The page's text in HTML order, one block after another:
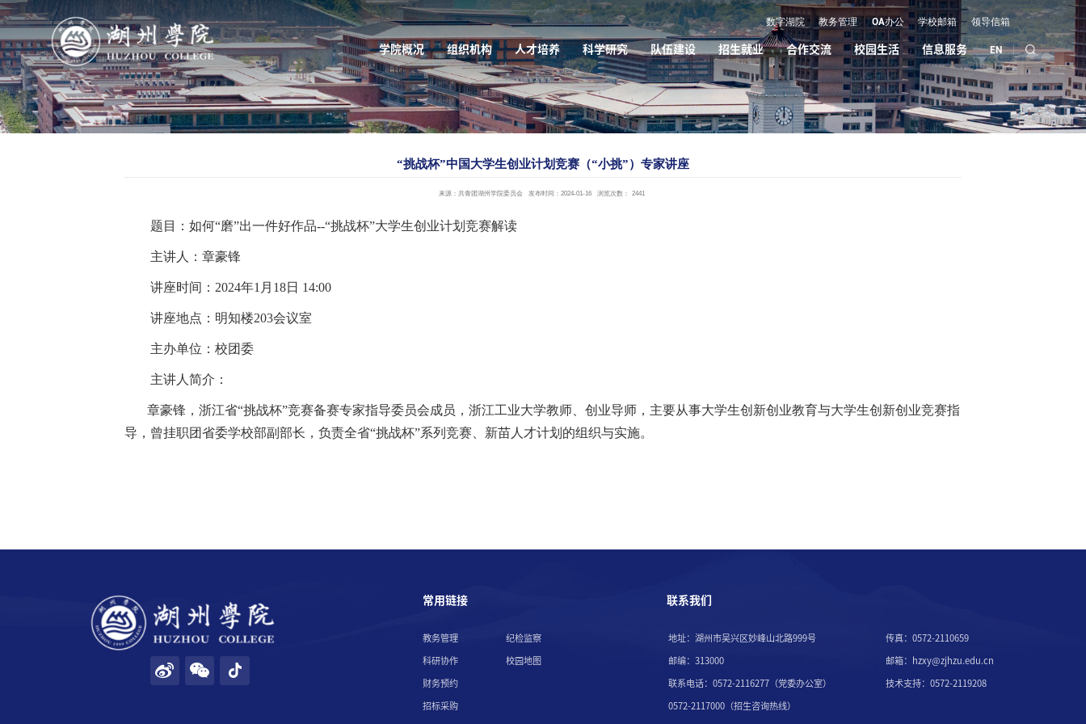
数字湖院 教务管理 OA办公 学校邮箱 领导信箱
学院概况 组织机构 人才培养 科学研究 队伍建设 招生就业 合作交流 校园生活 信息服务 EN
导航
学院概况
数字湖院
“挑战杯”中国大学生创业计划竞赛（“小挑”）专家讲座
来源：共青团湖州学院委员会 发布时间：2024-01-16 浏览次数： 2441
题目：如何“磨”出一件好作品--“挑战杯”大学生创业计划竞赛解读
主讲人：章豪锋
讲座时间：2024年1月18日 14:00
讲座地点：明知楼203会议室
主办单位：校团委
主讲人简介：
章豪锋，浙江省“挑战杯”竞赛备赛专家指导委员会成员，浙江工业大学教师、创业导师，主要从事大学生创新创业教育与大学生创新创业竞赛指
导，曾挂职团省委学校部副部长，负责全省“挑战杯”系列竞赛、新苗人 才计划的组织与实施。
常用链接
教务管理
科研协作
财务预约
招标采购
纪检监察
校园地图
联系我们
地址：湖州市吴兴区妙峰山北路999号
邮编：313000
联系电话：0572-2116277（党委办公室）
0572-2117000（招生咨询热线）
传真：0572-2110659
邮箱：hzxy@zjhzu.edu.cn
技术支持：0572-2119208